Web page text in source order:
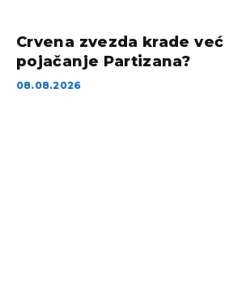
Crvena zvezda krade
pojačanje Partizana?
08.08.2026